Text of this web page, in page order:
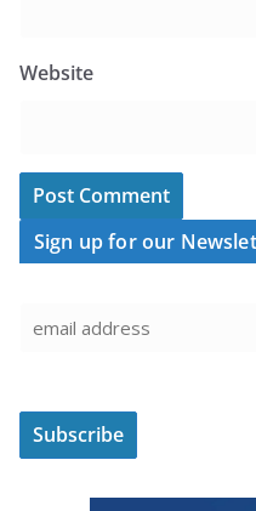
Website
Sign up for our